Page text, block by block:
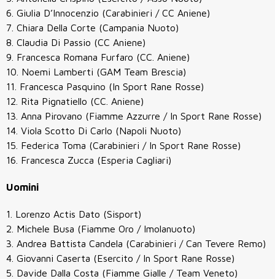
6. Giulia D’Innocenzio (Carabinieri / CC Aniene)
7. Chiara Della Corte (Campania Nuoto)
8. Claudia Di Passio (CC Aniene)
9. Francesca Romana Furfaro (CC. Aniene)
10. Noemi Lamberti (GAM Team Brescia)
11. Francesca Pasquino (In Sport Rane Rosse)
12. Rita Pignatiello (CC. Aniene)
13. Anna Pirovano (Fiamme Azzurre / In Sport Rane Rosse)
14. Viola Scotto Di Carlo (Napoli Nuoto)
15. Federica Toma (Carabinieri / In Sport Rane Rosse)
16. Francesca Zucca (Esperia Cagliari)
Uomini
1. Lorenzo Actis Dato (Sisport)
2. Michele Busa (Fiamme Oro / Imolanuoto)
3. Andrea Battista Candela (Carabinieri / Can Tevere Remo)
4. Giovanni Caserta (Esercito / In Sport Rane Rosse)
5. Davide Dalla Costa (Fiamme Gialle / Team Veneto)